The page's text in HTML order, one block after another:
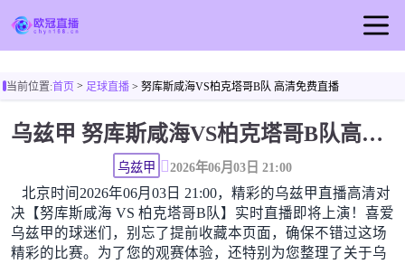
足球直播
欧冠视频
欧冠新闻
当前位置:首页> 足球直播> 努库斯咸海VS柏克塔哥B队 高清免费直播
乌兹甲 努库斯咸海VS柏克塔哥B队高清直播免费观看
乌兹甲 2026年06月03日 21:00
北京时间2026年06月03日 21:00，精彩的乌兹甲直播高清对
决【努库斯咸海 VS 柏克塔哥B队】实时直播即将上演！喜爱
乌兹甲的球迷们，别忘了提前收藏本页面，确保不错过这场
精彩的比赛。为了您的观赛体验，还特别为您整理了关于乌